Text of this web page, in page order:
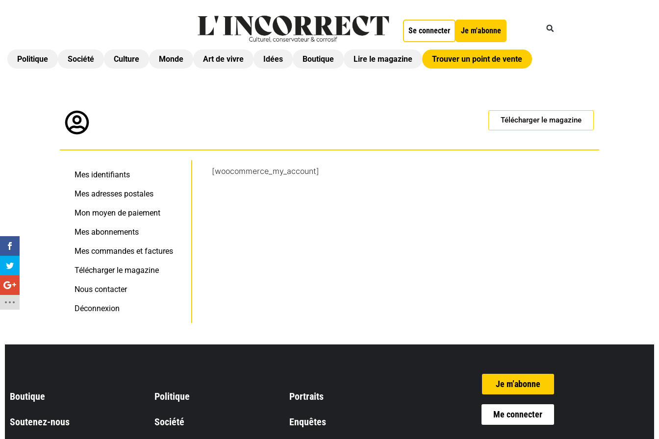
Se connecter Je m'abonne
Politique Société Culture Monde Art de vivre Idées Boutique Lire le magazine Trouver un point de vente
Télécharger le magazine
Mes identifiants
Mes adresses postales
Mon moyen de paiement
Mes abonnements
Mes commandes et factures
Télécharger le magazine
Nous contacter
Déconnexion
[woocommerce_my_account]
Boutique
Soutenez-nous
Politique
Société
Portraits
Enquêtes
Je m’abonne
Me connecter